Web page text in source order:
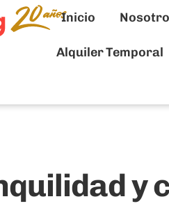
Inicio
Alquiler Temporal
y